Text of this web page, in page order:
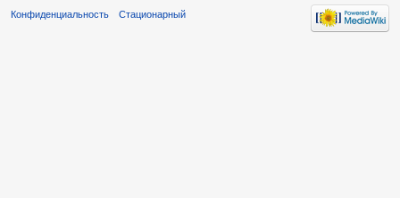
Конфиденциальность Стационарный